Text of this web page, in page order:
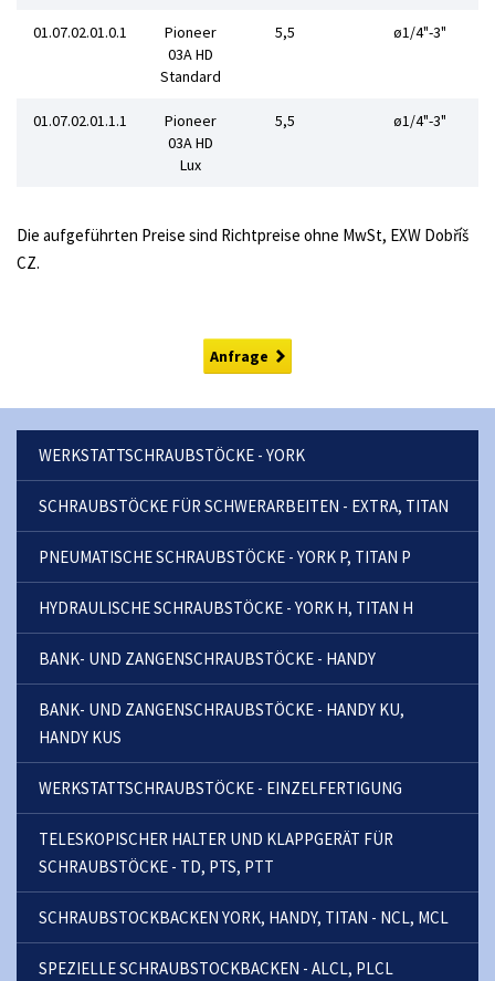
01.07.02.01.0.1
Pioneer
03A HD
Standard
5,5 ø1/4"-3"
01.07.02.01.1.1
Pioneer
03A HD
Lux
5,5 ø1/4"-3"
Die aufgeführten Preise sind Richtpreise ohne MwSt, EXW Dobříš
CZ.
Anfrage
WERKSTATTSCHRAUBSTÖCKE - YORK
SCHRAUBSTÖCKE FÜR SCHWERARBEITEN - EXTRA, TITAN
PNEUMATISCHE SCHRAUBSTÖCKE - YORK P, TITAN P
HYDRAULISCHE SCHRAUBSTÖCKE - YORK H, TITAN H
BANK- UND ZANGENSCHRAUBSTÖCKE - HANDY
BANK- UND ZANGENSCHRAUBSTÖCKE - HANDY KU,
HANDY KUS
WERKSTATTSCHRAUBSTÖCKE - EINZELFERTIGUNG
TELESKOPISCHER HALTER UND KLAPPGERÄT FÜR
SCHRAUBSTÖCKE - TD, PTS, PTT
SCHRAUBSTOCKBACKEN YORK, HANDY, TITAN - NCL, MCL
SPEZIELLE SCHRAUBSTOCKBACKEN - ALCL, PLCL